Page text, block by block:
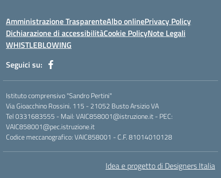
Amministrazione TrasparenteAlbo onlinePrivacy Policy
Dichiarazione di accessibilitàCookie PolicyNote Legali
WHISTLEBLOWING
Seguici su:
Istituto comprensivo "Sandro Pertini"
Via Gioacchino Rossini. 115 - 21052 Busto Arsizio VA
Tel 0331683555 - Mail: VAIC858001@istruzione.it - PEC:
VAIC858001@pec.istruzione.it
Codice meccanografico: VAIC858001 - C.F. 81014010128
Idea e progetto di Designers Italia